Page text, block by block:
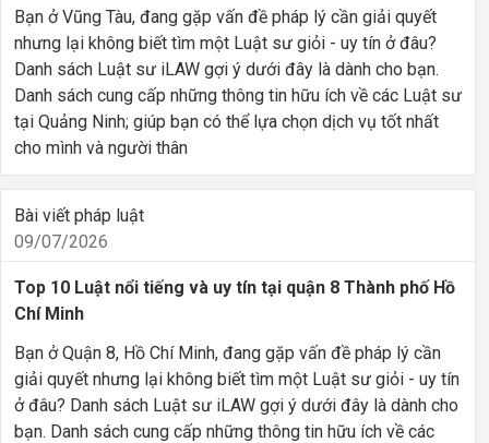
Bạn ở Vũng Tàu, đang gặp vấn đề pháp lý cần giải quyết
nhưng lại không biết tìm một Luật sư giỏi - uy tín ở đâu?
Danh sách Luật sư iLAW gợi ý dưới đây là dành cho bạn.
Danh sách cung cấp những thông tin hữu ích về các Luật sư
tại Quảng Ninh; giúp bạn có thể lựa chọn dịch vụ tốt nhất
cho mình và người thân
Bài viết pháp luật
09/07/2026
Top 10 Luật nổi tiếng và uy tín tại quận 8 Thành phố Hồ
Chí Minh
Bạn ở Quận 8, Hồ Chí Minh, đang gặp vấn đề pháp lý cần
giải quyết nhưng lại không biết tìm một Luật sư giỏi - uy tín
ở đâu? Danh sách Luật sư iLAW gợi ý dưới đây là dành cho
bạn. Danh sách cung cấp những thông tin hữu ích về các